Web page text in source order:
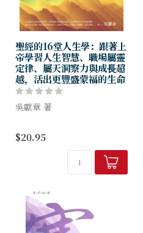
聖經的16堂人生學：跟著上
帝學習人生智慧、職場屬靈
定律、屬天洞察力與成⾧超
越，活出更豐盛蒙福的生命
吳獻章 著
屬靈定律、屬天洞察力、成⾧
超越， 活出更豐盛蒙福的⽣
$20.95